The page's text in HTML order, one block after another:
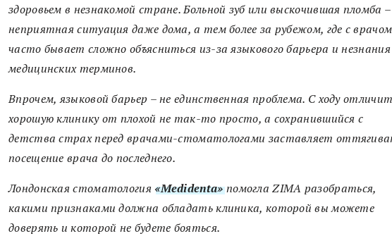
здоровьем в незнакомой стране. Больной зуб или выскочившая пломба –
неприятная ситуация даже дома, а тем более за рубежом, где с врачом
часто бывает сложно объясниться из-за языкового барьера и незнания
медицинских терминов.
Впрочем, языковой барьер – не единственная проблема. С ходу
хорошую клинику от плохой не так-то просто, а сохранившийся с
детства страх перед врачами-стоматологами заставляет
посещение врача до последнего.
Лондонская стоматология «Medidenta»помогла ZIMA разобраться,
какими признаками должна обладать клиника, которой вы можете
доверять и которой не будете бояться.